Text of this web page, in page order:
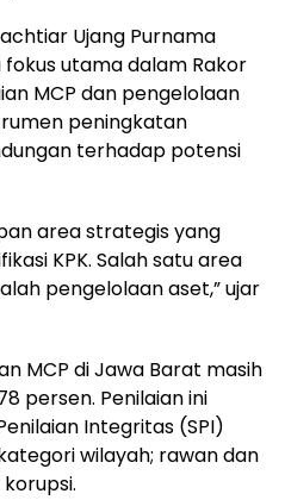
Ujang Purnama
utama dalam Rakor
MCP dan pengelolaan
peningkatan
terhadap potensi
area strategis yang
KPK. Salah satu area
pengelolaan aset,” ujar
MCP di Jawa Barat masih
persen. Penilaian ini
Integritas (SPI)
wilayah; rawan dan